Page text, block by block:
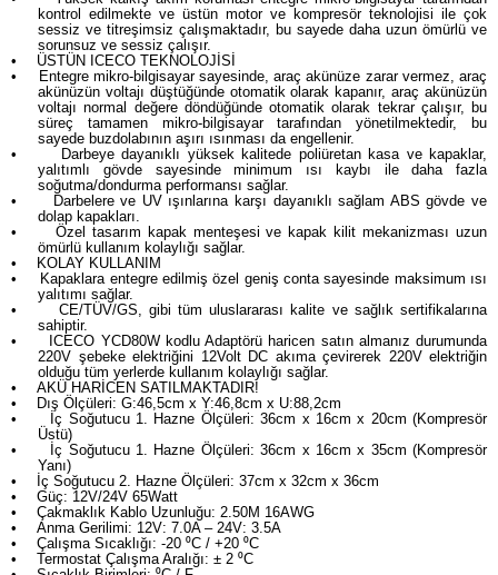
kontrol edilmekte ve üstün motor ve kompresör teknolojisi ile çok
sessiz ve titreşimsiz çalışmaktadır, bu sayede daha uzun ömürlü ve
sorunsuz ve sessiz çalışır.
•
ÜSTÜN ICECO TEKNOLOJİSİ
•
Entegre mikro-bilgisayar sayesinde, araç akünüze zarar vermez, araç
akünüzün voltajı düştüğünde otomatik olarak kapanır, araç akünüzün
voltajı normal değere döndüğünde otomatik olarak tekrar çalışır, bu
süreç tamamen mikro-bilgisayar tarafından yönetilmektedir, bu
sayede buzdolabının aşırı ısınması da engellenir.
•
Darbeye dayanıklı yüksek kalitede poliüretan kasa ve kapaklar,
yalıtımlı gövde sayesinde minimum ısı kaybı ile daha fazla
soğutma/dondurma performansı sağlar.
•
Darbelere ve UV ışınlarına karşı dayanıklı sağlam ABS gövde ve
dolap kapakları.
•
Özel tasarım kapak menteşesi ve kapak kilit mekanizması uzun
ömürlü kullanım kolaylığı sağlar.
•
KOLAY KULLANIM
•
Kapaklara entegre edilmiş özel geniş conta sayesinde maksimum ısı
yalıtımı sağlar.
•
CE/TÜV/GS, gibi tüm uluslararası kalite ve sağlık sertifikalarına
sahiptir.
•
ICECO YCD80W kodlu Adaptörü haricen satın almanız durumunda
220V şebeke elektriğini 12Volt DC akıma çevirerek 220V elektriğin
olduğu tüm yerlerde kullanım kolaylığı sağlar.
•
AKÜ HARİCEN SATILMAKTADIR!
•
Dış Ölçüleri: G:46,5cm x Y:46,8cm x U:88,2cm
•
İç Soğutucu 1. Hazne Ölçüleri: 36cm x 16cm x 20cm (Kompresör
Üstü)
•
İç Soğutucu 1. Hazne Ölçüleri: 36cm x 16cm x 35cm (Kompresör
Yanı)
•
İç Soğutucu 2. Hazne Ölçüleri: 37cm x 32cm x 36cm
•
Güç: 12V/24V 65Watt
•
Çakmaklık Kablo Uzunluğu: 2.50M 16AWG
•
Anma Gerilimi: 12V: 7.0A – 24V: 3.5A
•
Çalışma Sıcaklığı: -20 ⁰C / +20 ⁰C
•
Termostat Çalışma Aralığı: ± 2 ⁰C